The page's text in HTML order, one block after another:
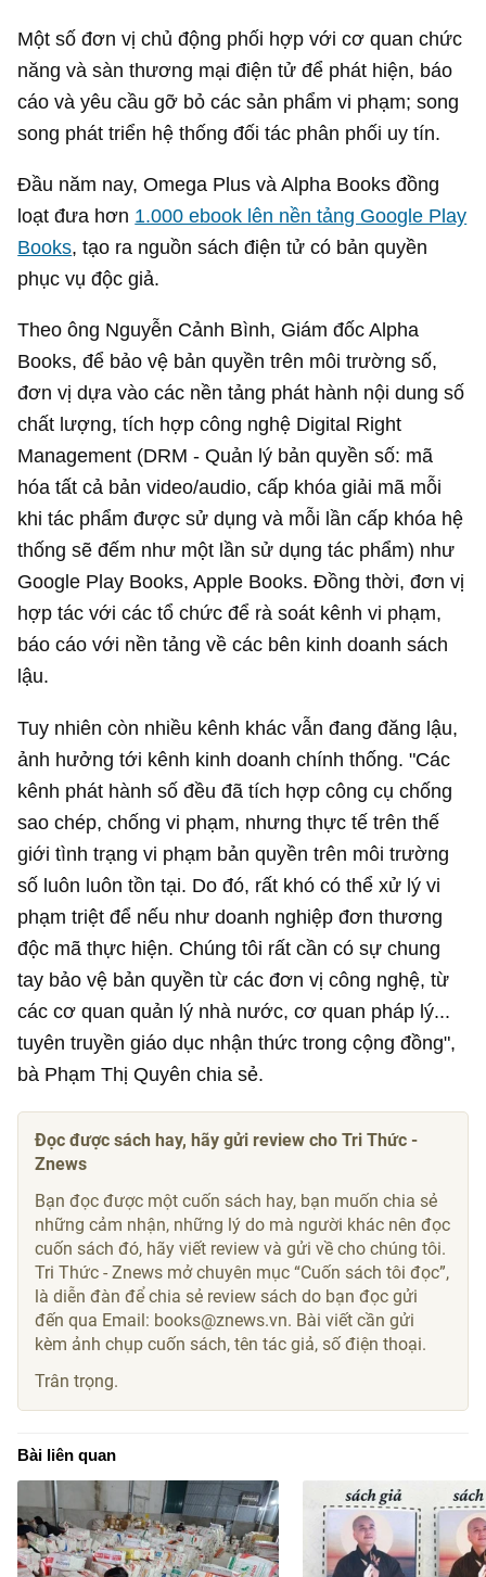
Một số đơn vị chủ động phối hợp với cơ quan chức
năng và sàn thương mại điện tử để phát hiện, báo
cáo và yêu cầu gỡ bỏ các sản phẩm vi phạm; song
song phát triển hệ thống đối tác phân phối uy tín.
Đầu năm nay, Omega Plus và Alpha Books đồng
loạt đưa hơn 1.000 ebook lên nền tảng Google Play
Books, tạo ra nguồn sách điện tử có bản quyền
phục vụ độc giả.
Theo ông Nguyễn Cảnh Bình, Giám đốc Alpha
Books, để bảo vệ bản quyền trên môi trường số,
đơn vị dựa vào các nền tảng phát hành nội dung số
chất lượng, tích hợp công nghệ Digital Right
Management (DRM - Quản lý bản quyền số: mã
hóa tất cả bản video/audio, cấp khóa giải mã mỗi
khi tác phẩm được sử dụng và mỗi lần cấp khóa hệ
thống sẽ đếm như một lần sử dụng tác phẩm) như
Google Play Books, Apple Books. Đồng thời, đơn vị
hợp tác với các tổ chức để rà soát kênh vi phạm,
báo cáo với nền tảng về các bên kinh doanh sách
lậu.
Tuy nhiên còn nhiều kênh khác vẫn đang đăng lậu,
ảnh hưởng tới kênh kinh doanh chính thống. "Các
kênh phát hành số đều đã tích hợp công cụ chống
sao chép, chống vi phạm, nhưng thực tế trên thế
giới tình trạng vi phạm bản quyền trên môi trường
số luôn luôn tồn tại. Do đó, rất khó có thể xử lý vi
phạm triệt để nếu như doanh nghiệp đơn thương
độc mã thực hiện. Chúng tôi rất cần có sự chung
tay bảo vệ bản quyền từ các đơn vị công nghệ, từ
các cơ quan quản lý nhà nước, cơ quan pháp lý...
tuyên truyền giáo dục nhận thức trong cộng đồng",
bà Phạm Thị Quyên chia sẻ.
Đọc được sách hay, hãy gửi review cho Tri Thức -
Znews
Bạn đọc được một cuốn sách hay, bạn muốn chia sẻ
những cảm nhận, những lý do mà người khác nên đọc
cuốn sách đó, hãy viết review và gửi về cho chúng tôi.
Tri Thức - Znews mở chuyên mục “Cuốn sách tôi đọc”,
là diễn đàn để chia sẻ review sách do bạn đọc gửi
đến qua Email: books@znews.vn. Bài viết cần gửi
kèm ảnh chụp cuốn sách, tên tác giả, số điện thoại.
Trân trọng.
Bài liên quan